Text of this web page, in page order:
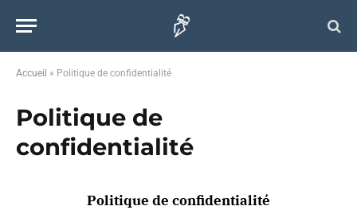
Accueil » Politique de confidentialité
Politique de
confidentialité
Politique de confidentialité